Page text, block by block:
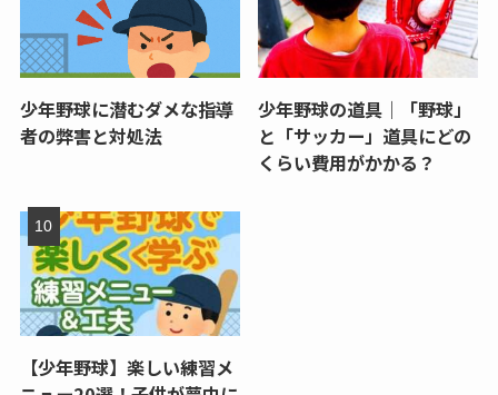
少年野球に潜むダメな指導
者の弊害と対処法
少年野球の道具｜「野球」
と「サッカー」道具にどの
くらい費用がかかる？
【少年野球】楽しい練習メ